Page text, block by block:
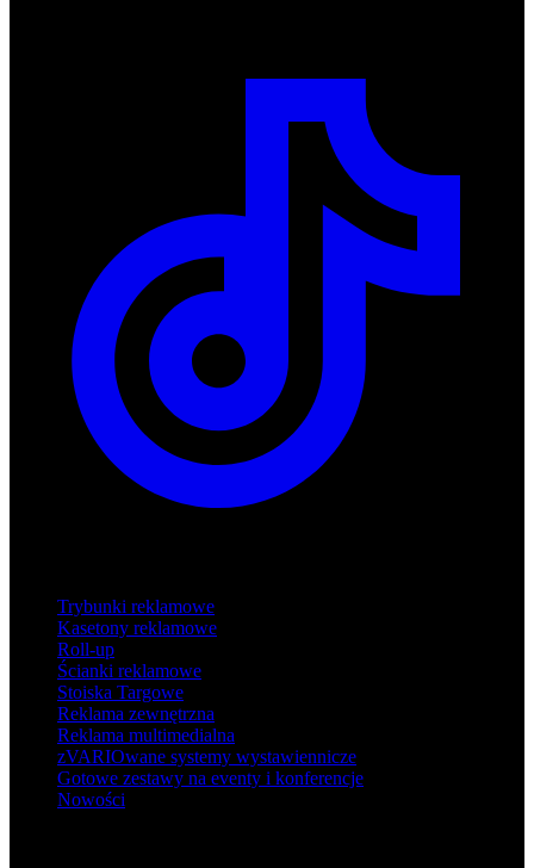
Trybunki reklamowe
Kasetony reklamowe
Roll-up
Ścianki reklamowe
Stoiska Targowe
Reklama zewnętrzna
Reklama multimedialna
zVARIOwane systemy wystawiennicze
Gotowe zestawy na eventy i konferencje
Nowości